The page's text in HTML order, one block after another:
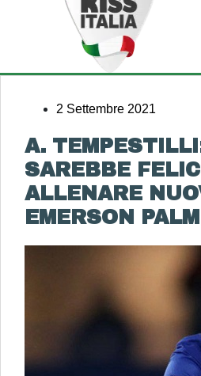
2 Settembre 2021
A.
SAREBBE
ALLENARE
EMERSON